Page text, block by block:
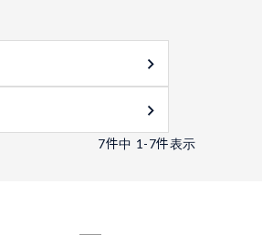
7件中 1 -7件表示